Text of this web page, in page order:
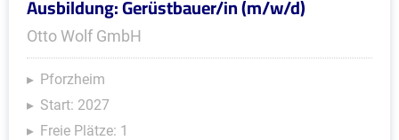
Ausbildung: Gerüstbauer/in (m/w/d)
Otto Wolf GmbH
Pforzheim
Start: 2027
Freie Plätze: 1